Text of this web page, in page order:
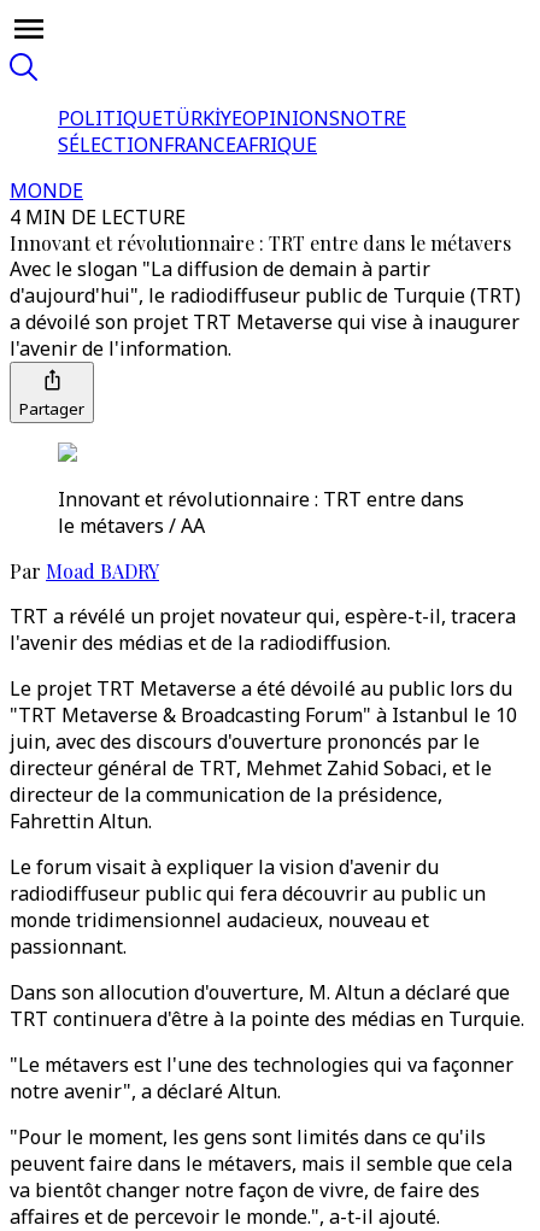
POLITIQUETÜRKİYEOPINIONSNOTRE
SÉLECTIONFRANCEAFRIQUE
MONDE
4 MIN DE LECTURE
Innovant et révolutionnaire : TRT entre dans le métavers
Avec le slogan "La diffusion de demain à partir
d'aujourd'hui", le radiodiffuseur public de Turquie (TRT)
a dévoilé son projet TRT Metaverse qui vise à inaugurer
l'avenir de l'information.
Partager
Innovant et révolutionnaire : TRT entre dans
le métavers / AA
Par Moad BADRY
TRT a révélé un projet novateur qui, espère-t-il, tracera
l'avenir des médias et de la radiodiffusion.
Le projet TRT Metaverse a été dévoilé au public lors du
"TRT Metaverse & Broadcasting Forum" à Istanbul le 10
juin, avec des discours d'ouverture prononcés par le
directeur général de TRT, Mehmet Zahid Sobaci, et le
directeur de la communication de la présidence,
Fahrettin Altun.
Le forum visait à expliquer la vision d'avenir du
radiodiffuseur public qui fera découvrir au public un
monde tridimensionnel audacieux, nouveau et
passionnant.
Dans son allocution d'ouverture, M. Altun a déclaré que
TRT continuera d'être à la pointe des médias en Turquie.
"Le métavers est l'une des technologies qui va façonner
notre avenir", a déclaré Altun.
"Pour le moment, les gens sont limités dans ce qu'ils
peuvent faire dans le métavers, mais il semble que cela
va bientôt changer notre façon de vivre, de faire des
affaires et de percevoir le monde.", a-t-il ajouté.